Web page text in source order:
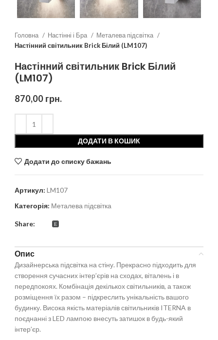
Головна Настінні і Бра
Металева підсвітка
Настінний світильник Brick Білий (LM107)
Настінний світильник Brick Білий
(LM107)
870,00 грн.
ДОДАТИ В КОШИК
Додати до списку бажань
Артикул: LM107
Категорія: Металева підсвітка
Share:
Опис
Дизайнерська підсвітка на стіну. Прекрасно підходить для
створення сучасних інтер’єрів на сходах, віталень і в
передпокоях. Комбінація декількох світильників, а також
розміщення їх разом – підкреслить унікальність вашого
будинку. Висока якість матеріалів світильників ITERNA в
поєднанні з LED лампою внесуть затишок в будь-який
інтер’єр.